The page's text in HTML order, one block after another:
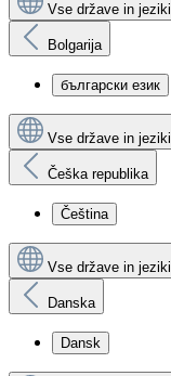
Vse države in jeziki
Bolgarija
български език
Vse države in jeziki
Češka republika
Čeština
Vse države in jeziki
Danska
Dansk